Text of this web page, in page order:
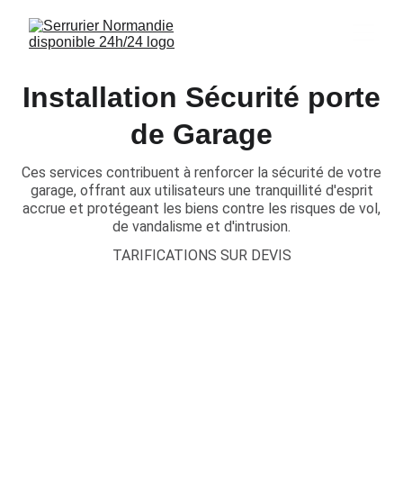
Installation Sécurité porte
de Garage
Ces services contribuent à renforcer la sécurité de votre
garage, offrant aux utilisateurs une tranquillité d'esprit
accrue et protégeant les biens contre les risques de vol,
de vandalisme et d'intrusion.
TARIFICATIONS SUR DEVIS